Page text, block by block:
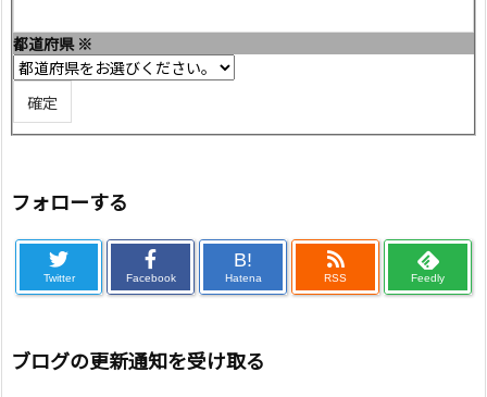
都道府県 ※
フォローする
Twitter Facebook
B!
Hatena RSS Feedly
ブログの更新通知を受け取る